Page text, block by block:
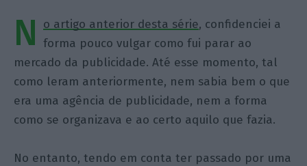
N o artigo anterior desta série, confidenciei a
forma pouco vulgar como fui parar ao
mercado da publicidade. Até esse momento, tal
como leram anteriormente, nem sabia bem o que
era uma agência de publicidade, nem a forma
como se organizava e ao certo aquilo que fazia.
No entanto, tendo em conta ter passado por uma